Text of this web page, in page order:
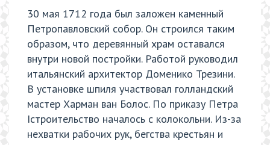
30 мая 1712 года был заложен каменный
Петропавловский собор. Он строился таким
образом, что деревянный храм оставался
внутри новой постройки. Работой руководил
итальянский архитектор Доменико Трезини.
В установке шпиля участвовал голландский
мастер Харман ван Болос. По приказу Петра
Iстроительство началось с колокольни. Из-за
нехватки рабочих рук, бегства крестьян и